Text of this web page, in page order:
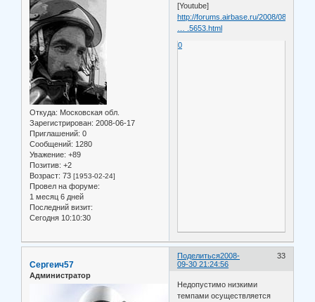
Откуда: Московская обл.
Зарегистрирован: 2008-06-17
Приглашений: 0
Сообщений: 1280
Уважение: +89
Позитив: +2
Возраст: 73 [1953-02-24]
Провел на форуме:
1 месяц 6 дней
Последний визит:
Сегодня 10:10:30
[Youtube]
http://forums.airbase.ru/2008/08/t63367
… .5653.html
0
Поделиться 33
2008-
09-30 21:24:56
Сергеич57
Администратор
Недопустимо низкими
темпами осуществляется